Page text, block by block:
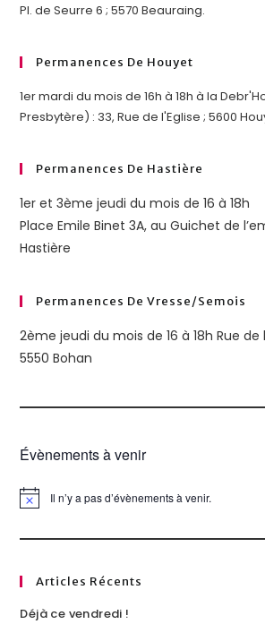
Pl. de Seurre 6 ; 5570 Beauraing.
Permanences De Houyet
1er mardi du mois de 16h à 18h à la
Presbytère) : 33, Rue de l'Eglise ; 5600
Permanences De Hastière
1er et 3ème jeudi du mois de 16 à 18h
Place Emile Binet 3A, au Guichet de
Hastière
Permanences De Vresse/semois
2ème jeudi du mois de 16 à 18h Rue de
5550 Bohan
Évènements à venir
N
e
Il n’y a pas d’évènements à venir.
Articles Récents
Déjà ce vendredi !